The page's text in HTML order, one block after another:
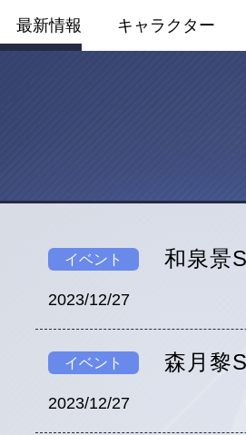
最新情報 キャラクター
イベント
2023/12/27
和泉景
イベント
2023/12/27
森月黎